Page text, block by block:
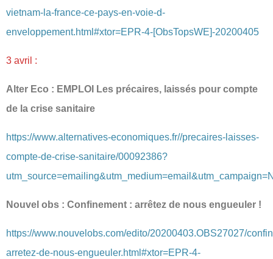
vietnam-la-france-ce-pays-en-voie-d-
enveloppement.html#xtor=EPR-4-[ObsTopsWE]-20200405
3 avril :
Alter Eco : EMPLOI Les précaires, laissés pour compte
de la crise sanitaire
https://www.alternatives-economiques.fr//precaires-laisses-
compte-de-crise-sanitaire/00092386?
Nouvel obs : Confinement : arrêtez de nous engueuler !
https://www.nouvelobs.com/edito/20200403.OBS27027/
arretez-de-nous-engueuler.html#xtor=EPR-4-